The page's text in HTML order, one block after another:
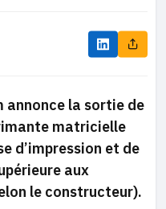
annonce la sortie de
matricielle
d’impression et de
aux
le constructeur).